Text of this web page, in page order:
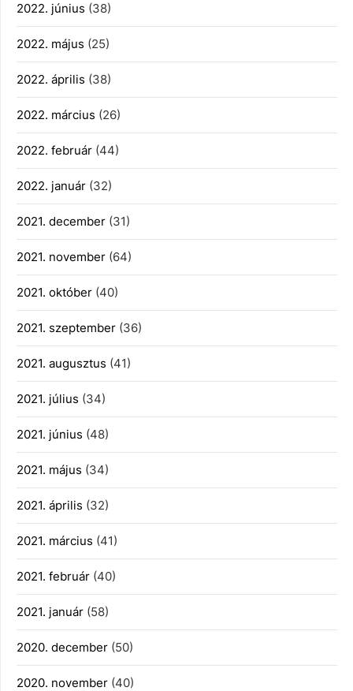
2022. június (38)
2022. május (25)
2022. április (38)
2022. március (26)
2022. február (44)
2022. január (32)
2021. december (31)
2021. november (64)
2021. október (40)
2021. szeptember (36)
2021. augusztus (41)
2021. július (34)
2021. június (48)
2021. május (34)
2021. április (32)
2021. március (41)
2021. február (40)
2021. január (58)
2020. december (50)
2020. november (40)